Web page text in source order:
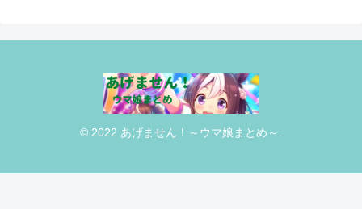
© 2022 あげません！～ウマ娘まとめ～.